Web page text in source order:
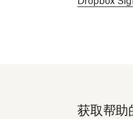
获取帮助